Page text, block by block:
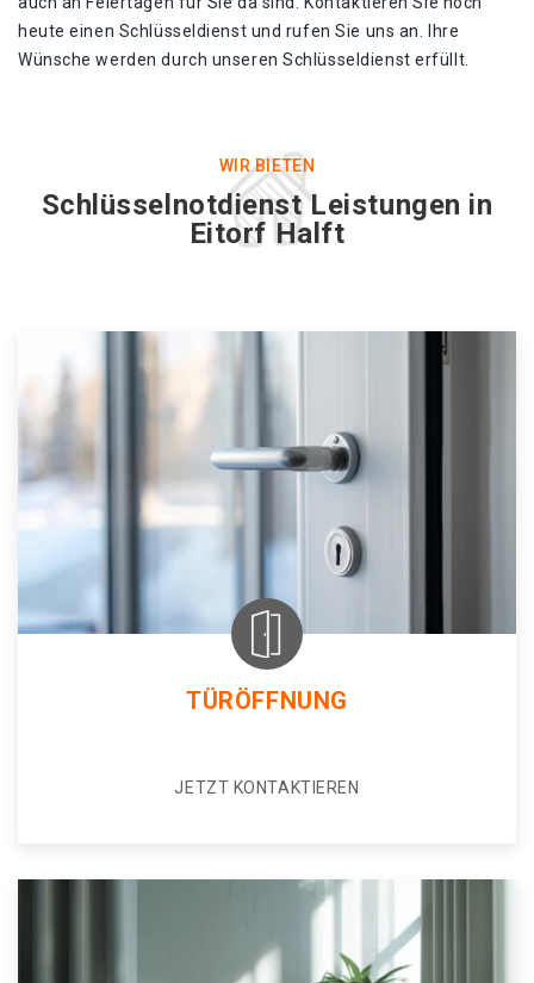
heute einen Schlüsseldienst und rufen Sie uns an. Ihre
Wünsche werden durch unseren Schlüsseldienst erfüllt.
WIR BIETEN
Schlüsselnotdienst Leistungen in
Eitorf Halft
TÜRÖFFNUNG
JETZT KONTAKTIEREN